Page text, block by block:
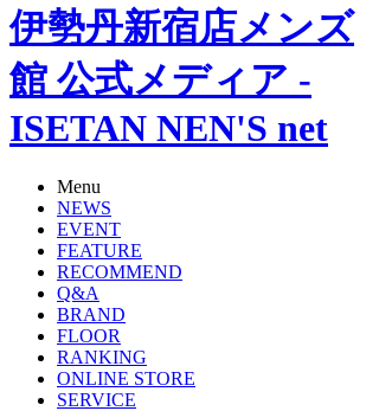
伊勢丹新宿店メンズ
館 公式メディア -
ISETAN NEN'S net
Menu
NEWS
EVENT
FEATURE
RECOMMEND
Q&A
BRAND
FLOOR
RANKING
ONLINE STORE
SERVICE